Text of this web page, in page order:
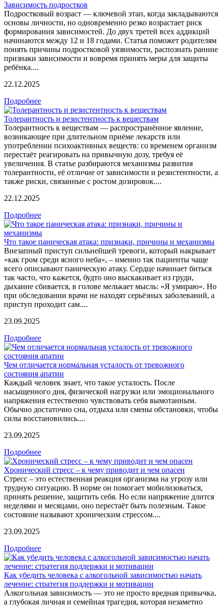
Зависимость подростков
Подростковый возраст — ключевой этап, когда закладываются
основы личности, но одновременно резко возрастает риск
формирования зависимостей. До двух третей всех аддикций
начинаются между 12 и 18 годами. Статья поможет родителям
понять причины подростковой уязвимости, распознать ранние
признаки зависимости и вовремя принять меры для защиты
ребёнка....
22.12.2025
Подробнее
Толерантность и резистентность к веществам
Толерантность к веществам — распространённое явление,
возникающее при длительном приёме лекарств или
употреблении психоактивных веществ: со временем организм
перестаёт реагировать на привычную дозу, требуя её
увеличения. В статье разбираются механизмы развития
толерантности, её отличие от зависимости и резистентности, а
также риски, связанные с ростом дозировок....
22.12.2025
Подробнее
Что такое паническая атака: признаки, причины и механизмы
Внезапный приступ сильнейшей тревоги, который накрывает
«как гром среди ясного неба», – именно так пациенты чаще
всего описывают паническую атаку. Сердце начинает биться
так часто, что кажется, будто оно выскакивает из груди,
дыхание сбивается, в голове мелькает мысль: «Я умираю». Но
при обследовании врачи не находят серьёзных заболеваний, а
приступ проходит сам....
23.09.2025
Подробнее
Чем отличается нормальная усталость от тревожного
состояния апатии
Каждый человек знает, что такое усталость. После
насыщенного дня, физической нагрузки или эмоционального
напряжения естественно чувствовать себя вымотанным.
Обычно достаточно сна, отдыха или смены обстановки, чтобы
силы восстановились....
23.09.2025
Подробнее
Хронический стресс – к чему приводит и чем опасен
Стресс – это естественная реакция организма на угрозу или
трудную ситуацию. В норме он помогает мобилизоваться,
принять решение, защитить себя. Но если напряжение длится
неделями и месяцами, оно перестаёт быть полезным. Такое
состояние называют хроническим стрессом....
23.09.2025
Подробнее
Как убедить человека с алкогольной зависимостью начать
лечение: стратегия поддержки и мотивации
Алкогольная зависимость — это не просто вредная привычка,
а глубокая личная и семейная трагедия, которая незаметно